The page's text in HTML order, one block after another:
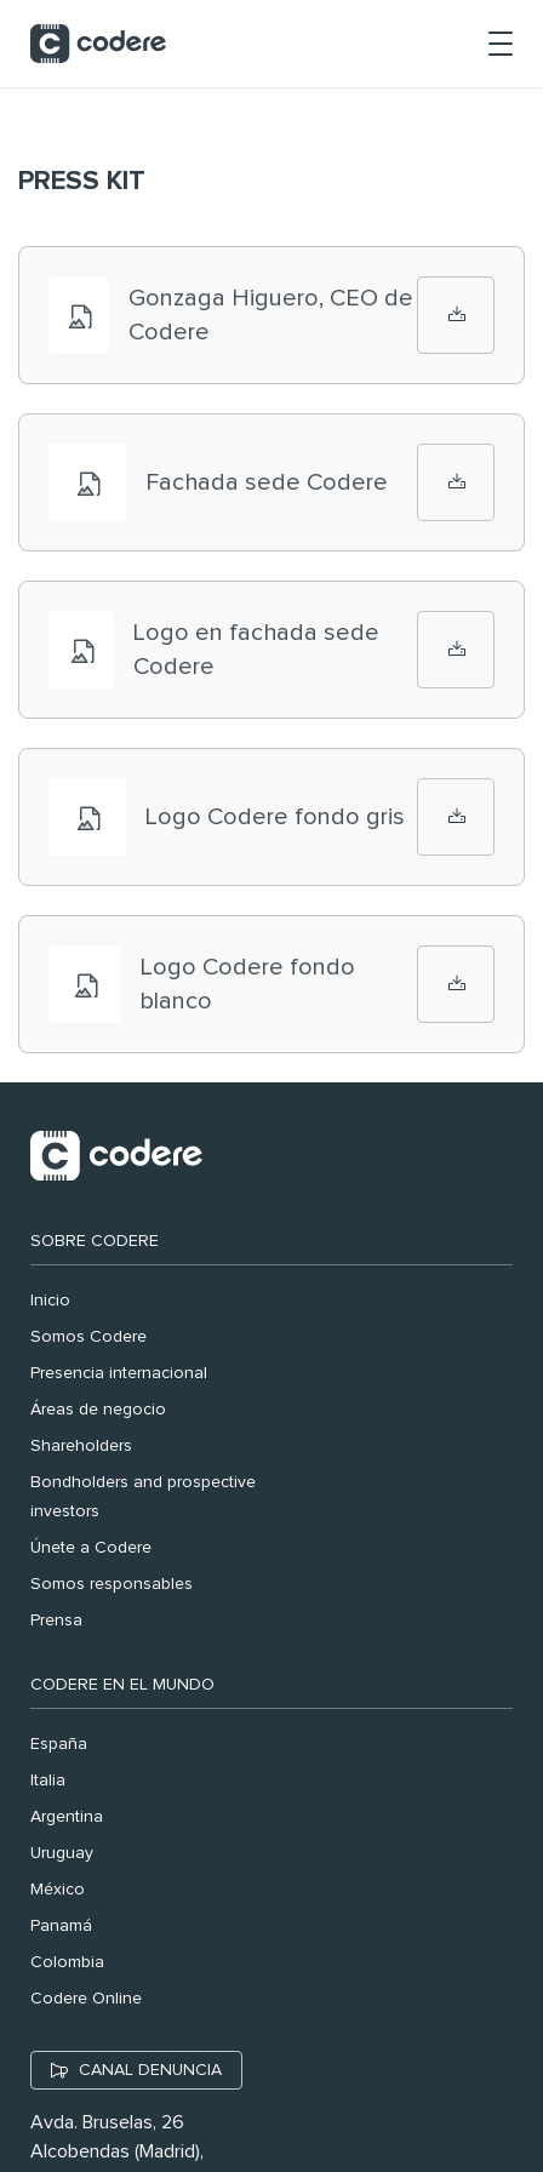
PRESS KIT
Gonzaga Higuero, CEO de
Codere
Fachada sede Codere
Logo en fachada sede
Codere
Logo Codere fondo gris
Logo Codere fondo
blanco
SOBRE CODERE
Inicio
Somos Codere
Presencia internacional
Áreas de negocio
Shareholders
Bondholders and prospective
investors
Únete a Codere
Somos responsables
Prensa
CODERE EN EL MUNDO
España
Italia
Argentina
Uruguay
México
Panamá
Colombia
Codere Online
CANAL DENUNCIA
Avda. Bruselas, 26
Alcobendas (Madrid),